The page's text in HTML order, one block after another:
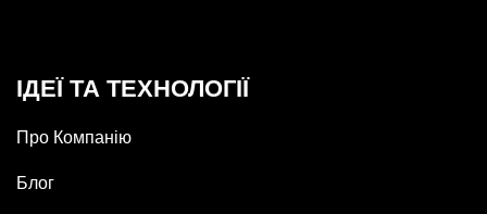
ІДЕЇ ТА ТЕХНОЛОГІЇ
Про Компанію
Блог